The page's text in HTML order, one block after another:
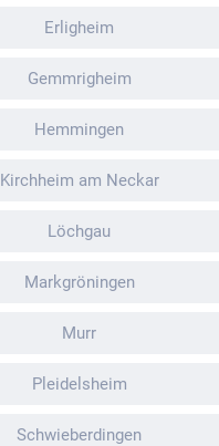
Erligheim
Gemmrigheim
Hemmingen
Kirchheim am Neckar
Löchgau
Markgröningen
Murr
Pleidelsheim
Schwieberdingen